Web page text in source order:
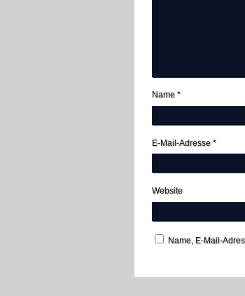
Name *
E-Mail-Adresse *
Website
Name, E-Mail-